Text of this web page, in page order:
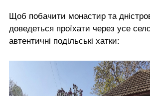
Щоб побачити монастир та
доведеться проїхати через усе
автентичні подільські хатки: